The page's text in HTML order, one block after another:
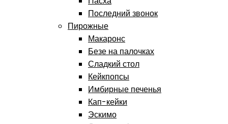
Последний звонок
Пирожные
Макаронс
Безе на палочках
Сладкий стол
Кейкпопсы
Имбирные печенья
Кап-кейки
Эскимо